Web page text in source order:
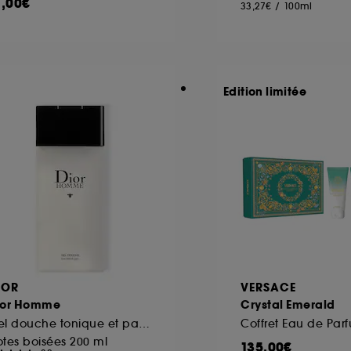
33,27€ / 100ml
Homme
boisées 200 ml
VERSACE
Crystal Emerald
Coffret Eau de
135,00€
Edition limitée